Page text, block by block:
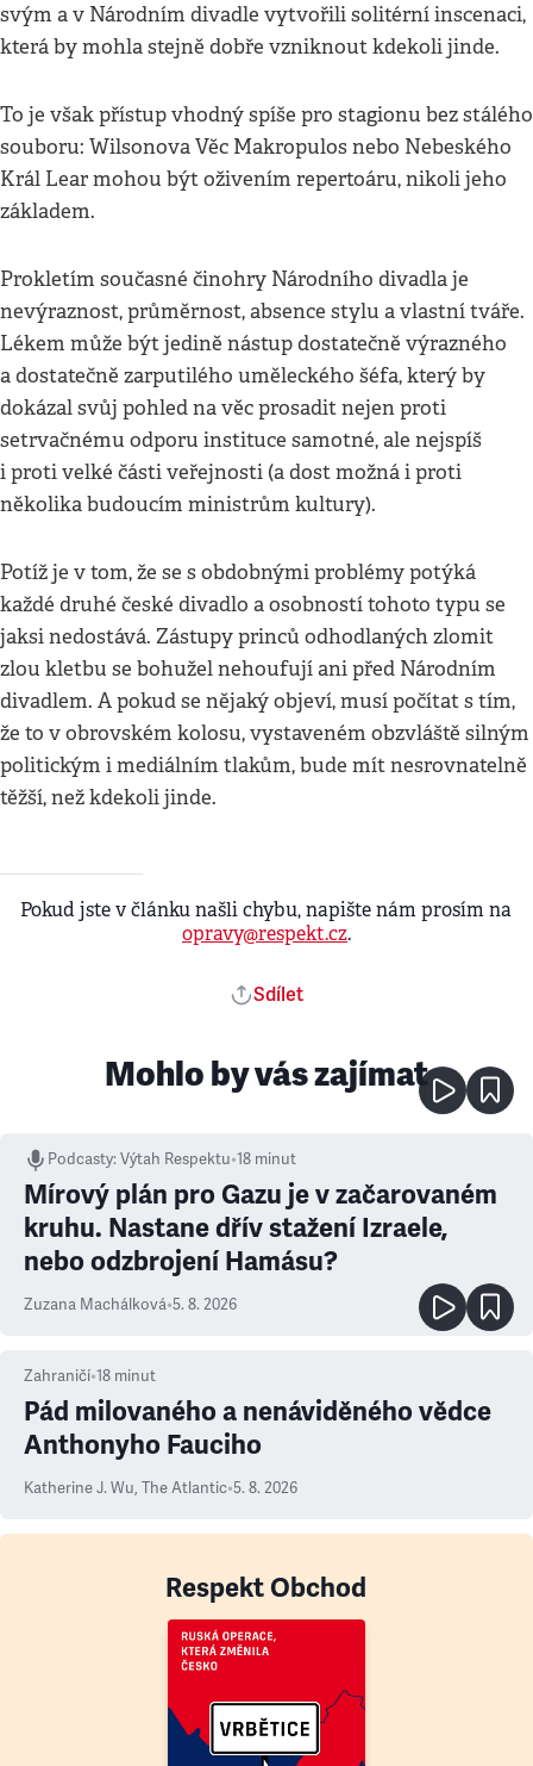
svým a v Národním divadle vytvořili solitérní inscenaci,
která by mohla stejně dobře vzniknout kdekoli jinde.
To je však přístup vhodný spíše pro stagionu bez stálého
souboru: Wilsonova Věc Makropulos nebo Nebeského
Král Lear mohou být oživením repertoáru, nikoli jeho
základem.
Prokletím současné činohry Národního divadla je
nevýraznost, průměrnost, absence stylu a vlastní tváře.
Lékem může být jedině nástup dostatečně výrazného
a dostatečně zarputilého uměleckého šéfa, který by
dokázal svůj pohled na věc prosadit nejen proti
setrvačnému odporu instituce samotné, ale nejspíš
i proti velké části veřejnosti (a dost možná i proti
několika budoucím ministrům kultury).
Potíž je v tom, že se s obdobnými problémy potýká
každé druhé české divadlo a osobností tohoto typu se
jaksi nedostává. Zástupy princů odhodlaných zlomit
zlou kletbu se bohužel nehoufují ani před Národním
divadlem. A pokud se nějaký objeví, musí počítat s tím,
že to v obrovském kolosu, vystaveném obzvláště silným
politickým i mediálním tlakům, bude mít nesrovnatelně
těžší, než kdekoli jinde.
Pokud jste v článku našli chybu, napište nám prosím na
opravy@respekt.cz.
Sdílet
Mohlo by vás zajímat
Podcasty:Výtah Respektu•18 minut
Mírový plán pro Gazu je v začarovaném
kruhu. Nastane dřív stažení Izraele,
nebo odzbrojení Hamásu?
Zuzana Machálková•5. 8. 2026
Zahraničí•18 minut
Pád milovaného a nenáviděného vědce
Anthonyho Fauciho
Katherine J. Wu, The Atlantic•5. 8. 2026
Respekt Obchod